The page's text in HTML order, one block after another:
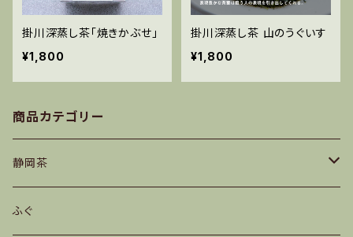
掛川深蒸し茶「焼きかぶせ」
¥1,800
掛川深蒸し茶 山のうぐいす
¥1,800
商品カテゴリー
静岡茶
深蒸し茶
ふぐ